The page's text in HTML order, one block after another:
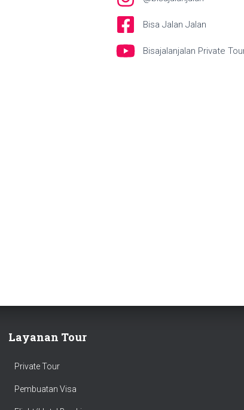
Bisa Jalan Jalan
Bisajalanjalan Private
Layanan Tour
Private Tour
Pembuatan Visa